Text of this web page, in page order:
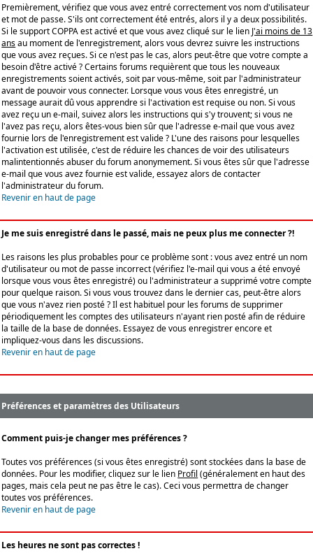
Premièrement, vérifiez que vous avez entré correctement vos nom d'utilisateur
et mot de passe. S'ils ont correctement été entrés, alors il y a deux possibilités.
Si le support COPPA est activé et que vous avez cliqué sur le lien J'ai moins de 13
ansau moment de l'enregistrement, alors vous devrez suivre les instructions
que vous avez reçues. Si ce n'est pas le cas, alors peut-être que votre compte a
besoin d'être activé ? Certains forums requièrent que tous les nouveaux
enregistrements soient activés, soit par vous-même, soit par l'administrateur
avant de pouvoir vous connecter. Lorsque vous vous êtes enregistré, un
message aurait dû vous apprendre si l'activation est requise ou non. Si vous
avez reçu un e-mail, suivez alors les instructions qui s'y trouvent; si vous ne
l'avez pas reçu, alors êtes-vous bien sûr que l'adresse e-mail que vous avez
fournie lors de l'enregistrement est valide ? L'une des raisons pour lesquelles
l'activation est utilisée, c'est de réduire les chances de voir des utilisateurs
malintentionnés abuser du forum anonymement. Si vous êtes sûr que l'adresse
e-mail que vous avez fournie est valide, essayez alors de contacter
l'administrateur du forum.
Revenir en haut de page
Je me suis enregistré dans le passé, mais ne peux plus me connecter ?!
Les raisons les plus probables pour ce problème sont : vous avez entré un nom
d'utilisateur ou mot de passe incorrect (vérifiez l'e-mail qui vous a été envoyé
lorsque vous vous êtes enregistré) ou l'administrateur a supprimé votre compte
pour quelque raison. Si vous vous trouvez dans le dernier cas, peut-être alors
que vous n'avez rien posté ? Il est habituel pour les forums de supprimer
périodiquement les comptes des utilisateurs n'ayant rien posté afin de réduire
la taille de la base de données. Essayez de vous enregistrer encore et
impliquez-vous dans les discussions.
Revenir en haut de page
Préférences et paramètres des Utilisateurs
Comment puis-je changer mes préférences ?
Toutes vos préférences (si vous êtes enregistré) sont stockées dans la base de
données. Pour les modifier, cliquez sur le lien Profil (généralement en haut des
pages, mais cela peut ne pas être le cas). Ceci vous permettra de changer
toutes vos préférences.
Revenir en haut de page
Les heures ne sont pas correctes !